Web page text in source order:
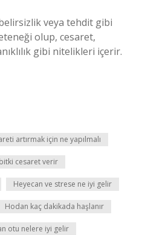
veya tehdit gibi
olup, cesaret,
gibi nitelikleri içerir.
artırmak için ne yapılmalı
cesaret verir
Heyecan ve strese ne iyi gelir
Hodan kaç dakikada haşlanır
otu nelere iyi gelir